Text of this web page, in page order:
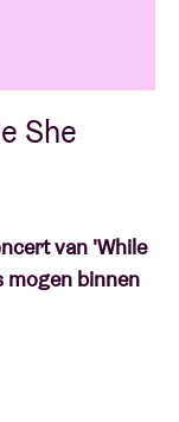
She
van 'While
mogen binnen